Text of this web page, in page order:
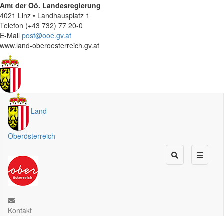
Amt derOö. Landesregierung
4021 Linz • Landhausplatz 1
Telefon (+43 732) 77 20-0
E-Mail post@ooe.gv.at
www.land-oberoesterreich.gv.at
Land
Oberösterreich
Kontakt